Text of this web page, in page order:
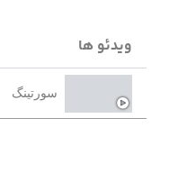
ویدئو ها
سورتینگ